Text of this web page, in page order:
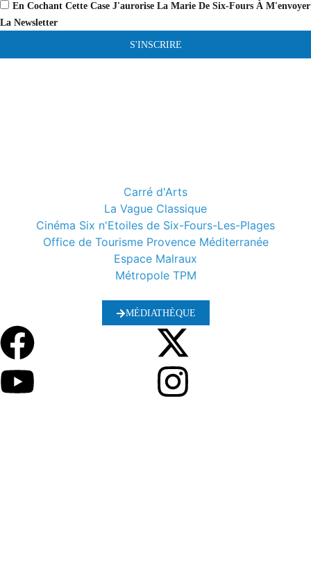
En Cochant Cette Case J'aurorise La Marie De Six-Fours À M'envoyer
La Newsletter
S'INSCRIRE
Carré d'Arts
La Vague Classique
Cinéma Six n'Etoiles de Six-Fours-Les-Plages
Office de Tourisme Provence Méditerranée
Espace Malraux
Métropole TPM
MÉDIATHÈQUE